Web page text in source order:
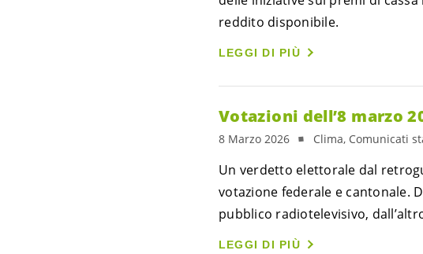
reddito disponibile.
LEGGI DI PIÙ
Votazioni dell’8 marzo
8 Marzo 2026 Clima, Comunicati
Un verdetto elettorale dal
votazione federale e cantonale.
pubblico radiotelevisivo,
LEGGI DI PIÙ